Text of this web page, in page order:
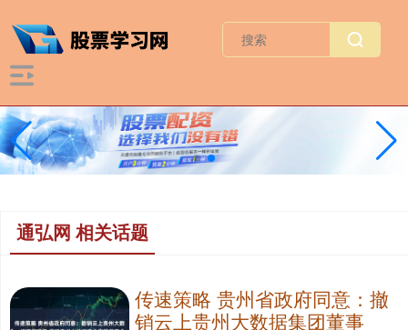
通弘网 相关话题
传速策略 贵州省政府同意：撤
销云上贵州大数据集团董事